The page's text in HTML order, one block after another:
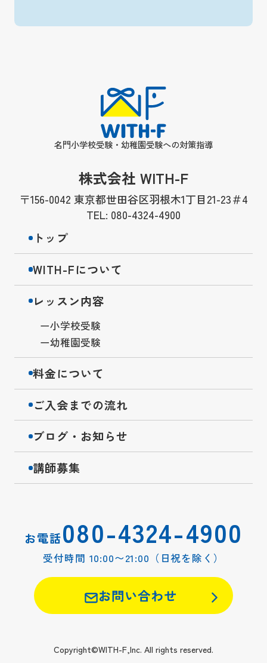
名門小学校受験・幼稚園受験への対策指導
株式会社 WITH-F
〒156-0042 東京都世田谷区羽根木1丁目21-23＃4
TEL: 080-4324-4900
トップ
WITH-Fについて
レッスン内容
小学校受験
幼稚園受験
料金について
ご入会までの流れ
ブログ・お知らせ
講師募集
お電話080-4324-4900
受付時間 10:00〜21:00（日祝を除く）
お問い合わせ
Copyright©WITH-F,Inc. All rights reserved.